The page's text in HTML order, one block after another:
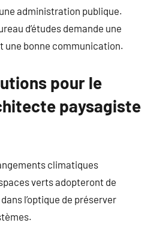
administration publique.
d’études demande une
une bonne communication.
pour le
paysagiste
climatiques
verts adopteront de
l’optique de préserver